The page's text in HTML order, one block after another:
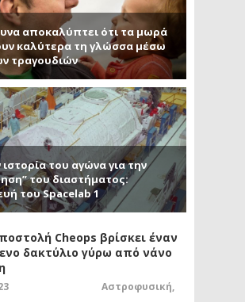
αποκαλύπτει ότι τα μωρά
καλύτερα τη γλώσσα μέσω
τραγουδιών
του αγώνα για την
του διαστήματος:
του Spacelab 1
Cheops βρίσκει έναν
δακτύλιο γύρω από νάνο
Αστροφυσική,